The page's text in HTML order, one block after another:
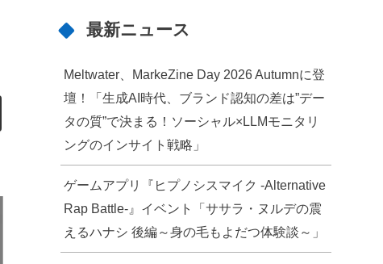
最新ニュース
Meltwater、MarkeZine Day 2026 Autumnに登
壇！「生成AI時代、ブランド認知の差は”デー
タの質”で決まる！ソーシャル×LLMモニタリ
ングのインサイト戦略」
ゲームアプリ『ヒプノシスマイク -Alternative
Rap Battle-』イベント「ササラ・ヌルデの震
えるハナシ 後編～身の毛もよだつ体験談～」